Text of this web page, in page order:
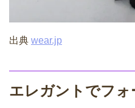
出典 wear.jp
エレガントでフ